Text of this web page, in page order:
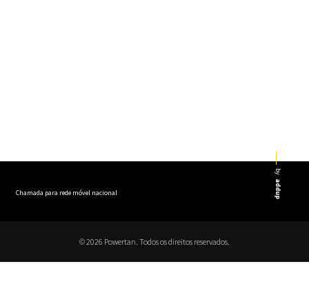
Chamada para rede móvel nacional
by
addup
© 2026 Powertan. Todos os direitos reservados.